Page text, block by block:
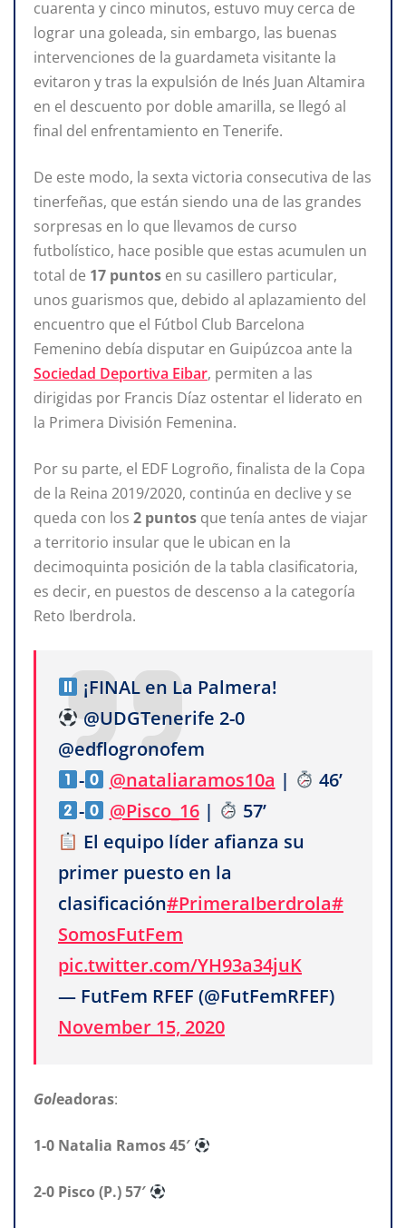
cuarenta y cinco minutos, estuvo muy cerca de
lograr una goleada, sin embargo, las buenas
intervenciones de la guardameta visitante la
evitaron y tras la expulsión de Inés Juan Altamira
en el descuento por doble amarilla, se llegó al
final del enfrentamiento en Tenerife.
De este modo, la sexta victoria consecutiva de las
tinerfeñas, que están siendo una de las grandes
sorpresas en lo que llevamos de curso
futbolístico, hace posible que estas acumulen un
total de 17 puntos en su casillero particular,
unos guarismos que, debido al aplazamiento del
encuentro que el Fútbol Club Barcelona
Femenino debía disputar en Guipúzcoa ante la
Sociedad Deportiva Eibar, permiten a las
dirigidas por Francis Díaz ostentar el liderato en
la Primera División Femenina.
Por su parte, el EDF Logroño, finalista de la Copa
de la Reina 2019/2020, continúa en declive y se
queda con los 2 puntos que tenía antes de viajar
a territorio insular que le ubican en la
decimoquinta posición de la tabla clasificatoria,
es decir, en puestos de descenso a la categoría
Reto Iberdrola.
¡FINAL en La Palmera!
@UDGTenerife 2-0
@edflogronofem
-
@nataliaramos10a |
46’
-
@Pisco_16|
57’
El equipo líder afianza su
primer puesto en la
clasificación#PrimeraIberdrola#
SomosFutFem
pic.twitter.com/YH93a34juK
— FutFem RFEF (@FutFemRFEF)
November 15, 2020
Goleadoras:
1-0 Natalia Ramos 45′
2-0 Pisco (P.) 57′